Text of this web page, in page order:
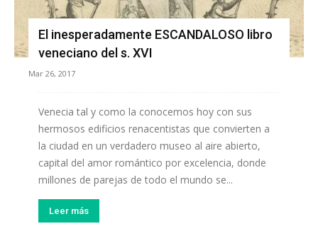
El inesperadamente ESCANDALOSO libro
veneciano del s. XVI
Mar 26, 2017
Venecia tal y como la conocemos hoy con sus
hermosos edificios renacentistas que convierten a
la ciudad en un verdadero museo al aire abierto,
capital del amor romántico por excelencia, donde
millones de parejas de todo el mundo se...
Leer más